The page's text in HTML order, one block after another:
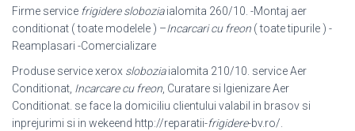
Firme service frigidere sloboziaialomita 260/10. -Montaj aer
conditionat ( toate modelele ) –Incarcari cu freon ( toate tipurile ) -
Reamplasari -Comercializare
Produse service xerox sloboziaialomita 210/10. service Aer
Conditionat, Incarcare cu freon , Curatare si Igienizare Aer
Conditionat. se face la domiciliu clientului valabil in brasov si
inprejurimi si in wekeend http://reparatii-frigidere-bv.ro/.